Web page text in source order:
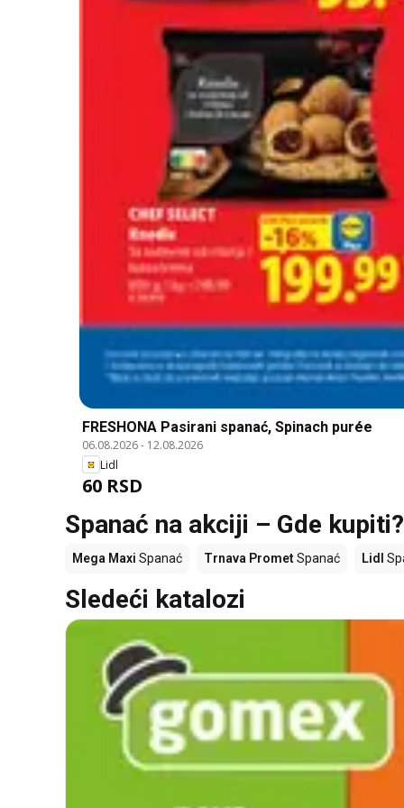
FRESHONA Pasirani spanać, Spinach purée
06.08.2026- 12.08.2026
Lidl
60 RSD
Spanać na akciji – Gde kupiti?
Mega Maxi Spanać Trnava PrometSpanać Lidl
Sledeći katalozi